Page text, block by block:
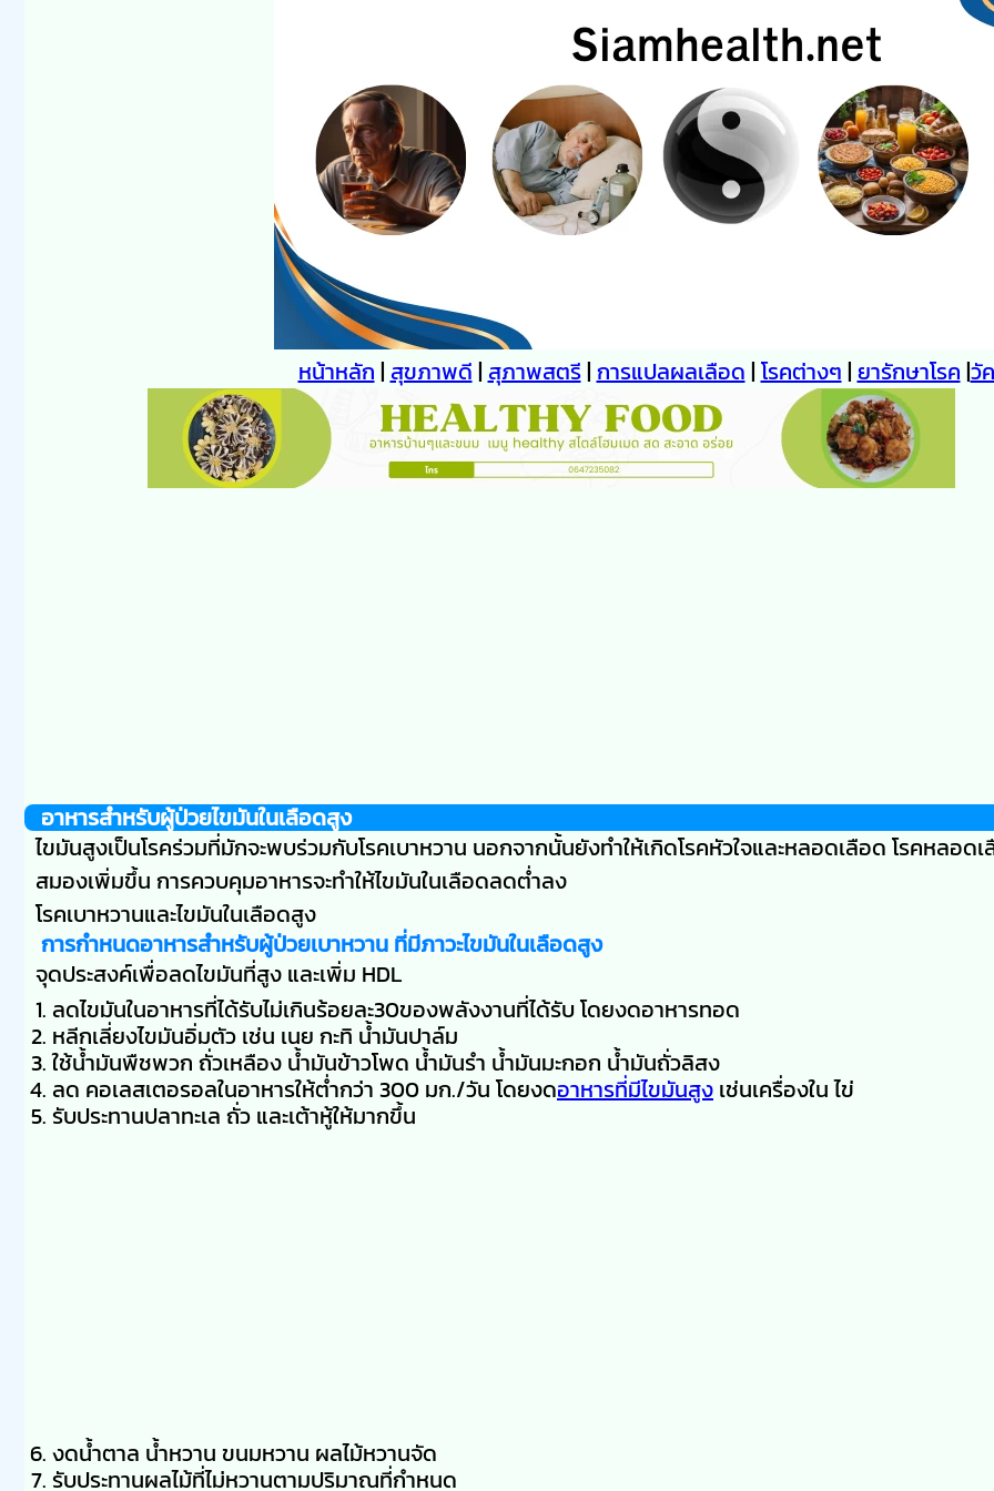
หน้าหลัก|สุขภาพดี|สุภาพสตรี|การแปลผลเลือด|โรคต่างๆ|ยารักษาโรค|วั
อาหารสำหรับผู้ป่วยไขมันในเลือดสูง
ไขมันสูงเป็นโรคร่วมที่มักจะพบร่วมกับโรคเบาหวาน นอกจากนั้นยังทำให้เกิดโรคหัวใจและหลอดเลือด โรคหลอด
สมองเพิ่มขึ้น การควบคุมอาหารจะทำให้ไขมันในเลือดลดต่ำลง
โรคเบาหวานและไขมันในเลือดสูง
การกำหนดอาหารสำหรับผู้ป่วยเบาหวาน ที่มีภาวะไขมันในเลือดสูง
จุดประสงค์เพื่อลดไขมันที่สูง และเพิ่ม HDL
ลดไขมันในอาหารที่ได้รับไม่เกินร้อยละ30ของพลังงานที่ได้รับ โดยงดอาหารทอด
หลีกเลี่ยงไขมันอิ่มตัว เช่น เนย กะทิ น้ำมันปาล์ม
ใช้น้ำมันพืชพวก ถั่วเหลือง น้ำมันข้าวโพด น้ำมันรำ น้ำมันมะกอก น้ำมันถั่วลิสง
ลด คอเลสเตอรอลในอาหารให้ต่ำกว่า 300 มก./วัน โดยงดอาหารที่มีไขมันสูง เช่นเครื่องใน ไข่
รับประทานปลาทะเล ถั่ว และเต้าหู้ให้มากขึ้น
งดน้ำตาล น้ำหวาน ขนมหวาน ผลไม้หวานจัด
รับประทานผลไม้ที่ไม่หวานตามปริมาณที่กำหนด